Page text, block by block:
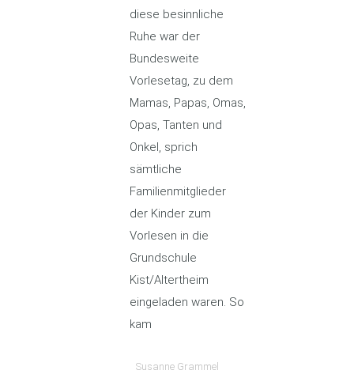
diese besinnliche
Ruhe war der
Bundesweite
Vorlesetag, zu dem
Mamas, Papas, Omas,
Opas, Tanten und
Onkel, sprich
sämtliche
Familienmitglieder
der Kinder zum
Vorlesen in die
Grundschule
Kist/Altertheim
eingeladen waren. So
kam
Susanne Grammel